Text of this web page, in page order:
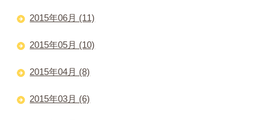
2015年06月 (11)
2015年05月 (10)
2015年04月 (8)
2015年03月 (6)